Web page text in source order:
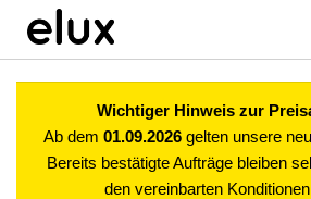
Wichtiger Hinweis zur
Ab dem 01.09.2026gelten unsere
Bereits bestätigte Aufträge bleiben
den vereinbarten